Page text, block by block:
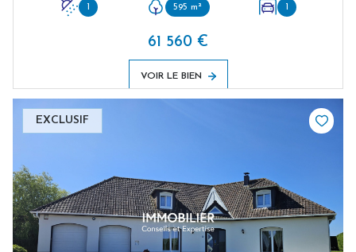
595 m²
61 560 €
VOIR LE BIEN
EXCLUSIF